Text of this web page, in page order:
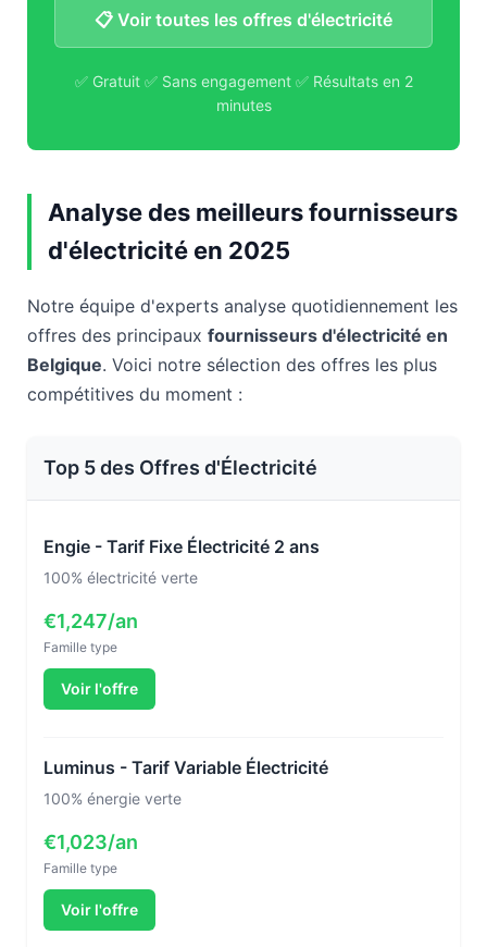
📋 Voir toutes les offres d'électricité
✅ Gratuit ✅ Sans engagement ✅ Résultats en 2
minutes
Analyse des meilleurs fournisseurs
d'électricité en 2025
Notre équipe d'experts analyse quotidiennement les
offres des principaux fournisseurs d'électricité en
Belgique. Voici notre sélection des offres les plus
compétitives du moment :
Top 5 des Offres d'Électricité
Engie - Tarif Fixe Électricité 2 ans
100% électricité verte
€1,247/an
Famille type
Voir l'offre
Luminus - Tarif Variable Électricité
100% énergie verte
€1,023/an
Famille type
Voir l'offre